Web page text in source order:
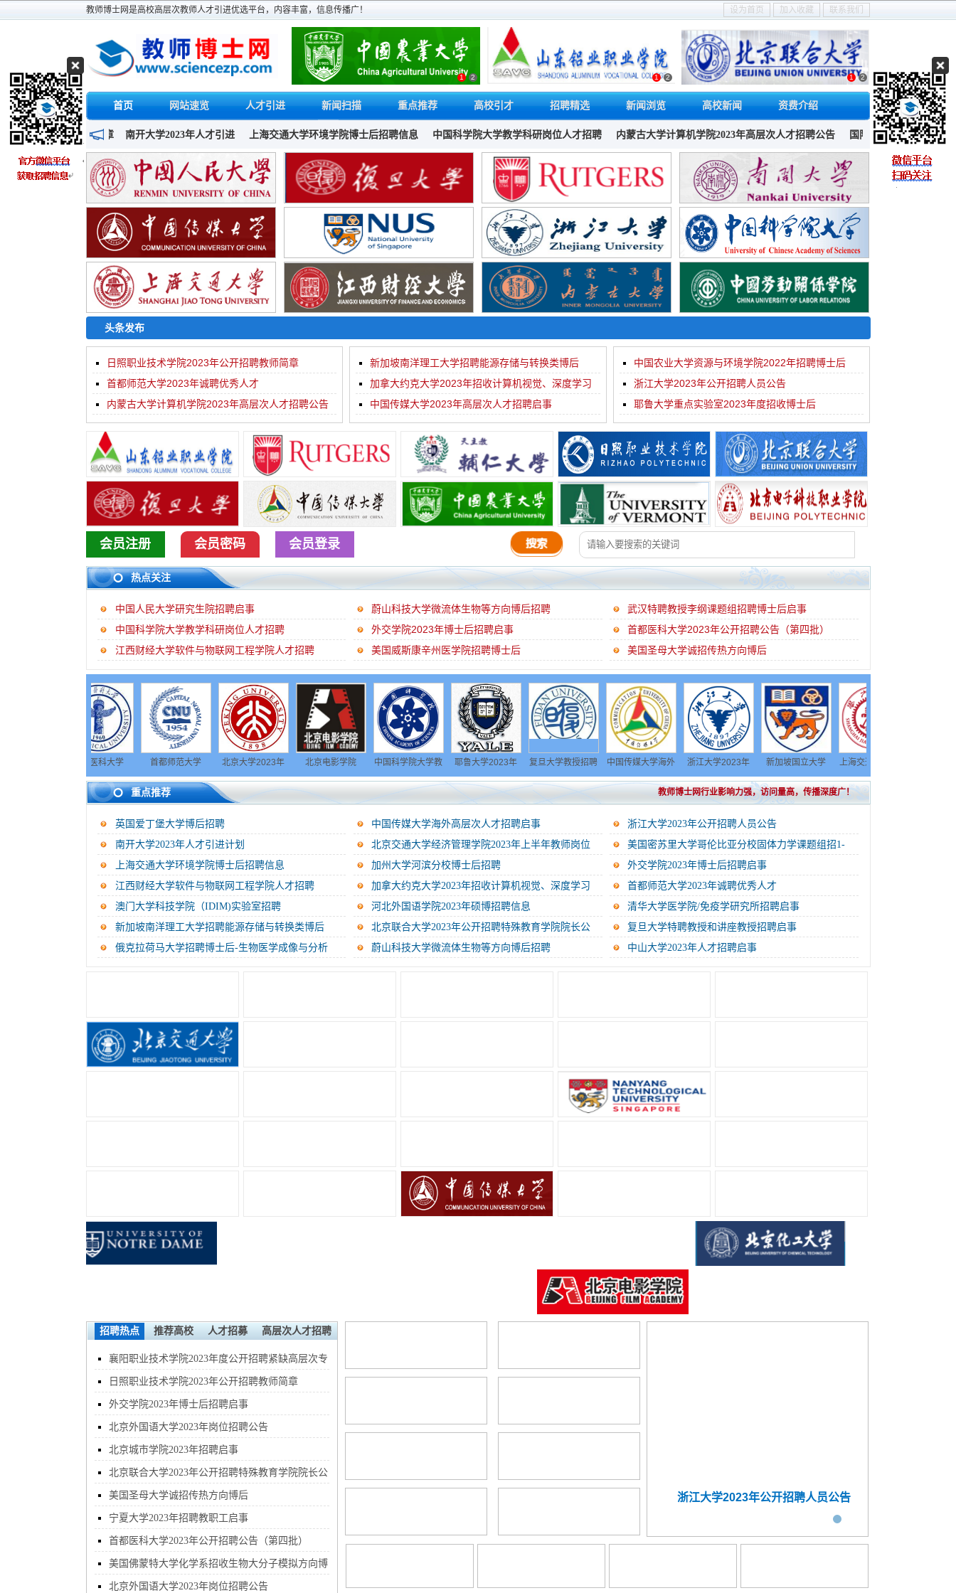
教师博士网是高校高层次教师人才引进优选平台，内容丰富，信息传播广！ 联系我们
加入收藏
设为首页
1 2 1 2 1 2
首页 网站速览 人才引进 新闻扫描 重点推荐 高校引才 招聘精选 新闻浏览 高校新闻 资费介绍
南开大学2023年人才引进 上海交通大学环境学院博士后招聘信息 中国科学院大学教学科研岗位人才招聘 内蒙古大学计算机学院2023年高层次人才招聘公告 国际关系学院招聘劳动合同制人员
头条发布
日照职业技术学院2023年公开招聘教师简章
首都师范大学2023年诚聘优秀人才
内蒙古大学计算机学院2023年高层次人才招聘公告
新加坡南洋理工大学招聘能源存储与转换类博后
加拿大约克大学2023年招收计算机视觉、深度学习
及摄...中国传媒大学2023年高层次人才招聘启事
中国农业大学资源与环境学院2022年招聘博士后
浙江大学2023年公开招聘人员公告
耶鲁大学重点实验室2023年度招收博士后
会员注册 会员密码 会员登录
热点关注
中国人民大学研究生院招聘启事 蔚山科技大学微流体生物等方向博后招聘
武汉特聘教授李纲课题组招聘博士后启事
中国科学院大学教学科研岗位人才招聘
外交学院2023年博士后招聘启事
首都医科大学2023年公开招聘公告（第四批）
江西财经大学软件与物联网工程学院人才招聘
美国威斯康辛州医学院招聘博士后 美国圣母大学诚招传热方向博后
首都医科大学
2023年公开招聘
首都师范大学
2023年诚聘优秀
人才
北京大学2023年
招聘博士后
北京电影学院
2023年博士后招
中国科学院大学教
学科研岗位人才招
聘
耶鲁大学2023年
招聘公告
复旦大学教授招聘
启事
中国传媒大学海外
高层次人才招聘启
浙江大学2023年
公开招聘人员公告
新加坡国立大学
Prof. Zhi Li博士后
招聘
上海交通大学环境
学院博士后招聘信
息
重点推荐 教师博士网行业影响力强，访问量高，传播深度广！
英国爱丁堡大学博后招聘 中国传媒大学海外高层次人才招聘启事
浙江大学2023年公开招聘人员公告
南开大学2023年人才引进计划
北京交通大学经济管理学院2023年上半年教师岗位
招...
美国密苏里大学哥伦比亚分校固体力学课题组招1-
2...
上海交通大学环境学院博士后招聘信息 加州大学河滨分校博士后招聘
外交学院2023年博士后招聘启事
江西财经大学软件与物联网工程学院人才招聘
加拿大约克大学2023年招收计算机视觉、深度学习
及...
首都师范大学2023年诚聘优秀人才
澳门大学科技学院（IDIM)实验室招聘
河北外国语学院2023年硕博招聘信息
清华大学医学院/免疫学研究所招聘启事
新加坡南洋理工大学招聘能源存储与转换类博后
北京联合大学2023年公开招聘特殊教育学院院长公
告...
复旦大学特聘教授和讲座教授招聘启事
俄克拉荷马大学招聘博士后-生物医学成像与分析
蔚山科技大学微流体生物等方向博后招聘 中山大学2023年人才招聘启事
招聘热点 推荐高校 人才招募 高层次人才招聘
襄阳职业技术学院2023年度公开招聘紧缺高层次专
业人才公告
日照职业技术学院2023年公开招聘教师简章
外交学院2023年博士后招聘启事
北京外国语大学2023年岗位招聘公告
北京城市学院2023年招聘启事
北京联合大学2023年公开招聘特殊教育学院院长公
告 美国圣母大学诚招传热方向博后
宁夏大学2023年招聘教职工启事
首都医科大学2023年公开招聘公告（第四批）
美国佛蒙特大学化学系招收生物大分子模拟方向博
士后北京外国语大学2023年岗位招聘公告
浙江大学2023年公开招聘人员公告